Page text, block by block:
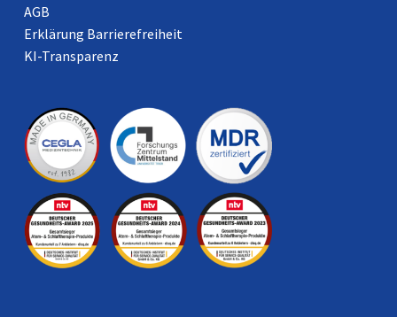
AGB
Erklärung Barrierefreiheit
KI-Transparenz